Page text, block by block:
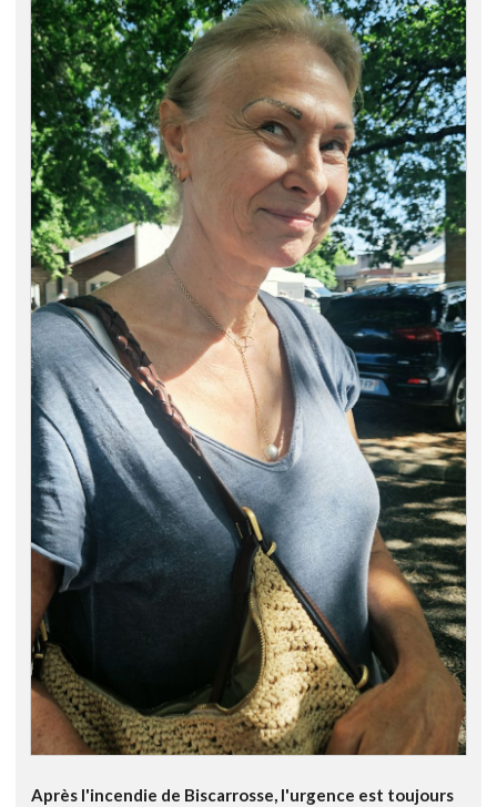
Après l'incendie de Biscarrosse, l'urgence est toujours